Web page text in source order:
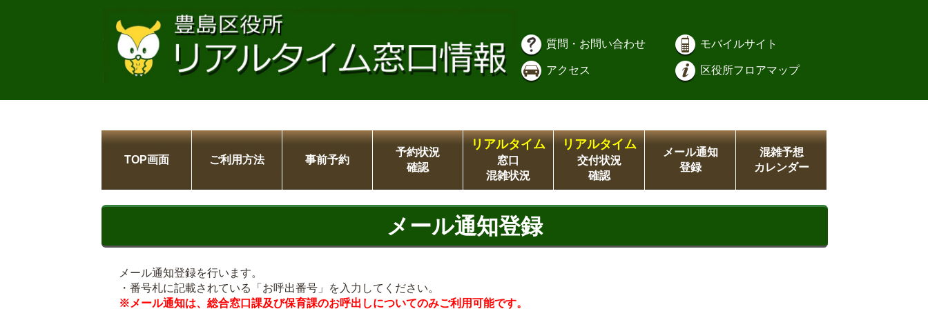
質問・お問い合わせ モバイルサイト
アクセス 区役所フロアマップ
TOP画面 ご利用方法 事前予約
予約状況
確認
リアルタイム
窓口
混雑状況
リアルタイム
交付状況
確認
メール通知
登録
混雑予想
カレンダー
メール通知登録
メール通知登録を行います。
・番号札に記載されている「お呼出番号」を入力してください。
※メール通知は、総合窓口課及び保育課のお呼出しについてのみご利用可能です。